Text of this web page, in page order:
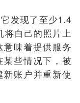
发现了至少1.4
自己的照片上
味着提供服务
些情况下，被
账户并重新使